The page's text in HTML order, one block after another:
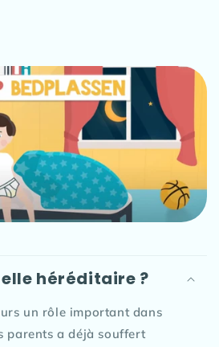
héréditaire ?
un rôle important dans
parents a déjà souffert